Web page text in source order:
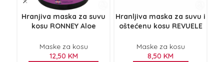
Hranjiva maska za suvu
kosu RONNEY Aloe
Maske za kosu
12,50 KM
Hranljiva maska za suvu i
oštećenu kosu REVUELE
Maske za kosu
8,50 KM